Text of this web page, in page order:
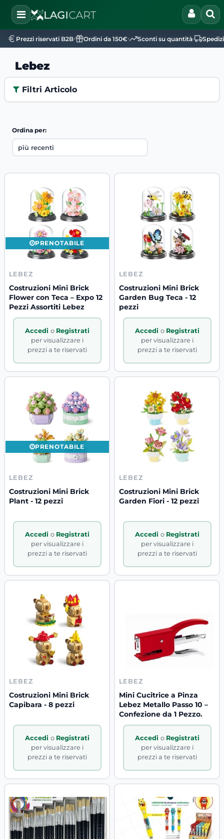
Open
Prezzi riservati B2B• Ordini da 150€• Sconti su quantità•
Lebez
Filtri Articolo
Ordina per:
PRENOTABILE
LEBEZ
Costruzioni Mini Brick
Flower con Teca – Expo 12
Pezzi Assortiti Lebez
Accedi o Registrati
per visualizzare i
prezzi a te riservati
LEBEZ
Costruzioni Mini Brick
Garden Bug Teca - 12
pezzi
Accedi o Registrati
per visualizzare i
prezzi a te riservati
PRENOTABILE
LEBEZ
Costruzioni Mini Brick
Plant - 12 pezzi
Accedi o Registrati
per visualizzare i
prezzi a te riservati
LEBEZ
Costruzioni Mini Brick
Garden Fiori - 12 pezzi
Accedi o Registrati
per visualizzare i
prezzi a te riservati
LEBEZ
Costruzioni Mini Brick
Capibara - 8 pezzi
Accedi o Registrati
per visualizzare i
prezzi a te riservati
LEBEZ
Mini Cucitrice a Pinza
Lebez Metallo Passo 10 –
Confezione da 1 Pezzo.
Accedi o Registrati
per visualizzare i
prezzi a te riservati